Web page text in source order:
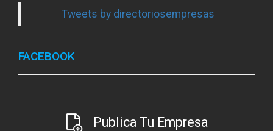
Tweets by directoriosempresas
FACEBOOK
Publica Tu Empresa